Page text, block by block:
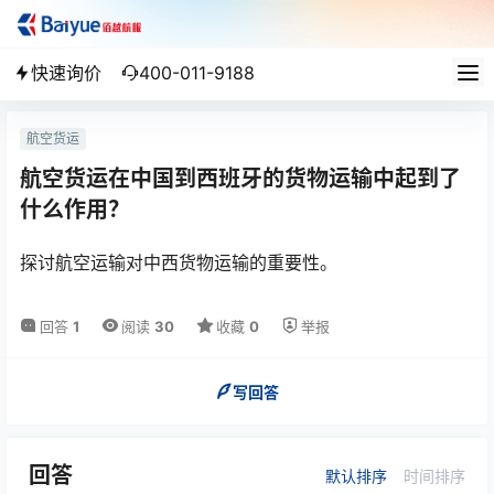
快速询价 400-011-9188
航空货运
航空货运在中国到西班牙的货物运输中起到了
什么作用？
探讨航空运输对中西货物运输的重要性。
回答 1 阅读 30 收藏 0 举报
写回答
回答 默认排序 时间排序